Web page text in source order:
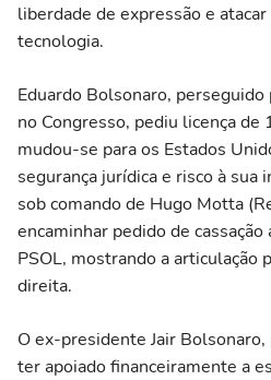
liberdade de expressão e
tecnologia.
Eduardo Bolsonaro,
no Congresso, pediu licença de
mudou-se para os Estados
segurança jurídica e risco à sua
sob comando de Hugo Motta
encaminhar pedido de
PSOL, mostrando a articulação
direita.
O ex-presidente Jair Bolsonaro,
ter apoiado financeiramente a